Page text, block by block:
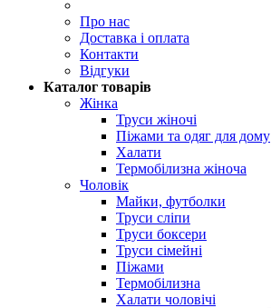
Про нас
Доставка і оплата
Контакти
Відгуки
Каталог товарів
Жінка
Труси жіночі
Піжами та одяг для дому
Халати
Термобілизна жіноча
Чоловік
Майки, футболки
Труси сліпи
Труси боксери
Труси сімейні
Піжами
Термобілизна
Халати чоловічі